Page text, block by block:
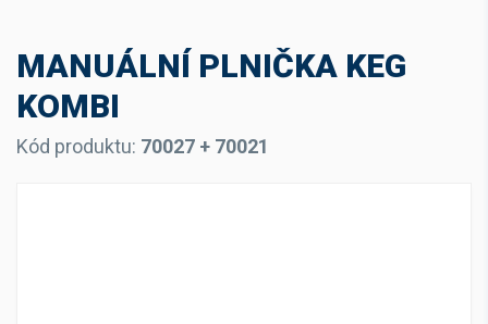
MANUÁLNÍ PLNIČKA KEG
KOMBI
Kód produktu: 70027 + 70021